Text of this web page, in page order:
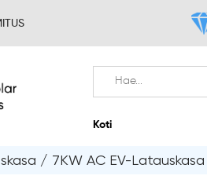
TOIMITUS
Koti
/ 7KW AC EV-Latauskasa